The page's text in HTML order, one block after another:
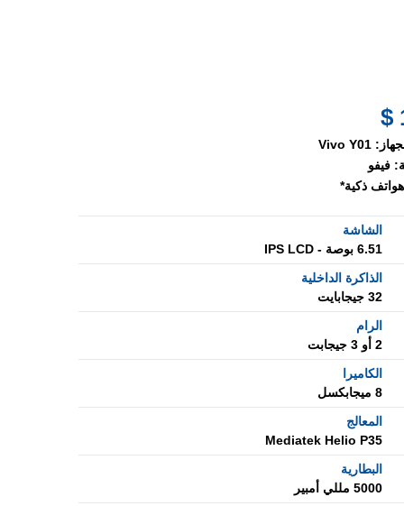
Vivo Y01
فيفو
هواتف ذكية*
الشاشة
6.51 بوصة - IPS LCD
الذاكرة الداخلية
32 جيجابايت
الرام
2 أو 3 جيجابت
الكاميرا
8 ميجابكسل
المعالج
Mediatek Helio P35
البطارية
5000 مللي أمبير